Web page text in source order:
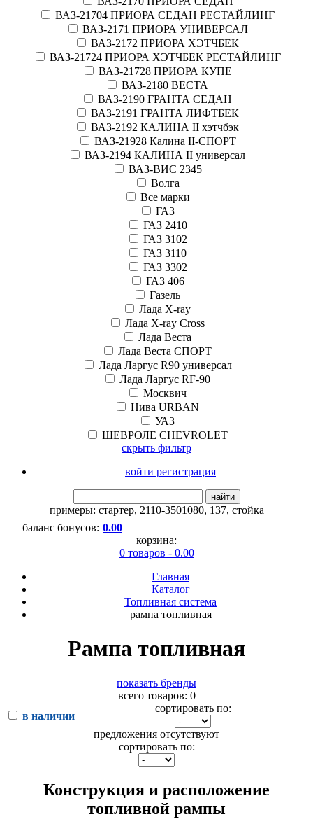
ВАЗ-21704 ПРИОРА СЕДАН РЕСТАЙЛИНГ
ВАЗ-2171 ПРИОРА УНИВЕРСАЛ
ВАЗ-2172 ПРИОРА ХЭТЧБЕК
ВАЗ-21724 ПРИОРА ХЭТЧБЕК РЕСТАЙЛИНГ
ВАЗ-21728 ПРИОРА КУПЕ
ВАЗ-2180 ВЕСТА
ВАЗ-2190 ГРАНТА СЕДАН
ВАЗ-2191 ГРАНТА ЛИФТБЕК
ВАЗ-2192 КАЛИНА II хэтчбэк
ВАЗ-21928 Калина II-СПОРТ
ВАЗ-2194 КАЛИНА II универсал
ВАЗ-ВИС 2345
Волга
Все марки
ГАЗ
ГАЗ 2410
ГАЗ 3102
ГАЗ 3110
ГАЗ 3302
ГАЗ 406
Газель
Лада X-ray
Лада X-ray Cross
Лада Веста
Лада Веста СПОРТ
Лада Ларгус R90 универсал
Лада Ларгус RF-90
Москвич
Нива URBAN
УАЗ
ШЕВРОЛЕ CHEVROLET
скрыть фильтр
войти регистрация
найти
примеры: стартер, 2110-3501080, 137, стойка
баланс бонусов: 0.00
корзина:
0 товаров - 0.00
Главная
Каталог
Топливная система
рампа топливная
Рампа топливная
показать бренды
всего товаров: 0
в наличии
сортировать по:
предложения отсутствуют
сортировать по:
Конструкция и расположение
топливной рампы